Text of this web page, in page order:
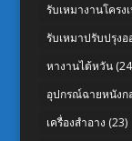
รับเหมางานโครง
รับเหมาปรับปรุง
หางานไต้หวัน
อุปกรณ์ฉายหนังก
เครื่องสำอาง (23)